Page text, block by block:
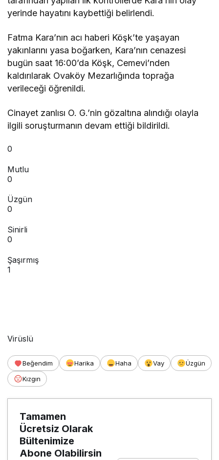
yerinde hayatını kaybettiği belirlendi.
Fatma Kara’nın acı haberi Köşk’te yaşayan
yakınlarını yasa boğarken, Kara’nın cenazesi
bugün saat 16:00’da Köşk, Cemevi’nden
kaldırılarak Ovaköy Mezarlığında toprağa
verileceği öğrenildi.
Cinayet zanlısı O. G.’nin gözaltına alındığı olayla
ilgili soruşturmanın devam ettiği bildirildi.
0
Mutlu
0
Üzgün
0
Sinirli
0
Şaşırmış
1
Virüslü
Beğendim Harika Haha Vay
Üzgün
Kızgın
Tamamen
Ücretsiz Olarak
Bültenimize
Abone Olabilirsin